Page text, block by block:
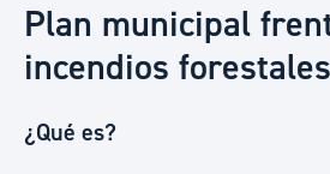
Plan municipal
incendios
¿Qué es?